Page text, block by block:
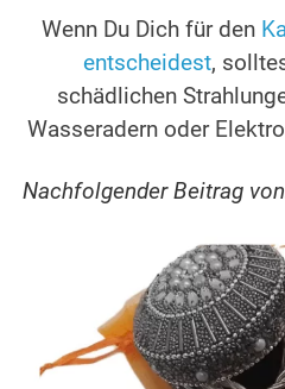
Wenn Du Dich für den
entscheidest,
schädlichen
Wasseradern oder
Nachfolgender Beitrag